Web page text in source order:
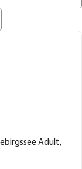
Adult,